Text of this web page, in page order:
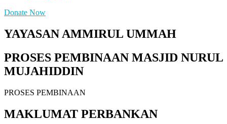
Donate Now
YAYASAN AMMIRUL UMMAH
PROSES PEMBINAAN MASJID NURUL
MUJAHIDDIN
PROSES PEMBINAAN
MAKLUMAT PERBANKAN